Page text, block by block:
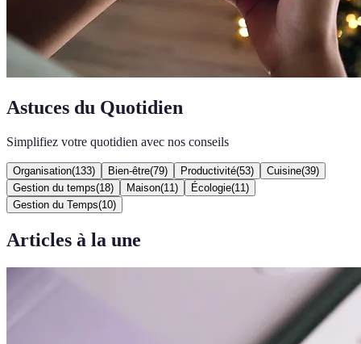
Astuces du Quotidien
Simplifiez votre quotidien avec nos conseils
Organisation(133) Bien-être(79) Productivité(53) Cuisine(39)
Gestion du temps(18) Maison(11 ) Écologie(11 )
Gestion du Temps(10)
Articles à la une